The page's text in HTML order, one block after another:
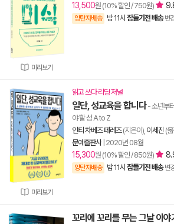
미리보기
13,500원 (10% 할인 / 750원)
양탄자배송 밤 11시 잠들기전 배송 변
미리보기
읽고 쓰다 리딩 저널
일단, 성교육을 합니다- 소년부
야 할 성 A to Z
인티 차베즈 페레즈(지은이), 이세진 (
문예출판사| 2020년 08월
15,300원 (10% 할인 / 850원)
양탄자배송 밤 11시 잠들기전 배송 변
꼬리에 꼬리를 무는 그날 이야